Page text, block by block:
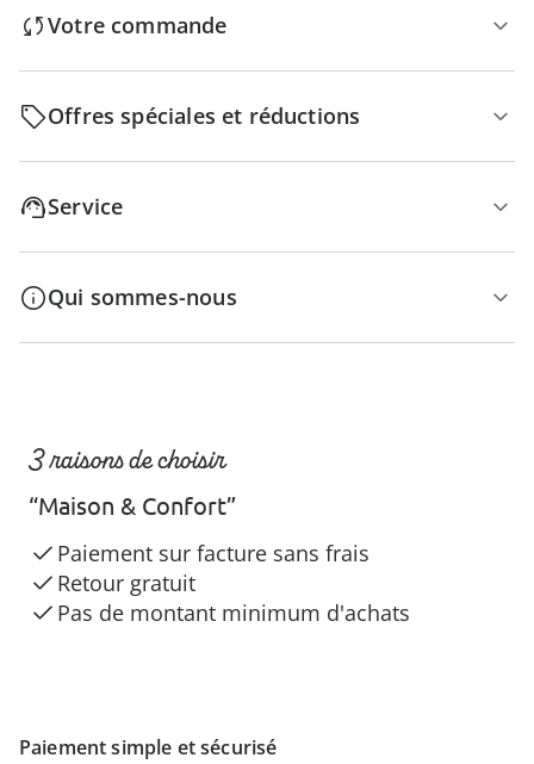
Votre commande
Offres spéciales et réductions
Service
Qui sommes-nous
Paiement simple et sécurisé
3 raisons de choisir
“Maison & Confort”
Paiement sur facture sans frais
Retour gratuit
Pas de montant minimum d'achats